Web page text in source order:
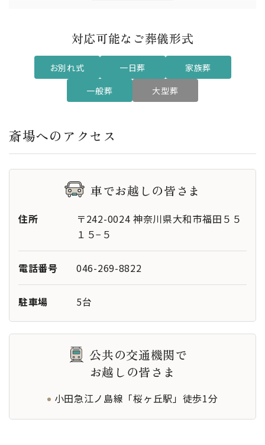
通夜対応 あり
～20席
式場
リー
対応
対応宗教 全ての宗教・宗派に対応いたします
車椅子貸
出し
あり
駐車場
司式者控室
特記事項 -
対応可能なご葬儀形式
お別れ式 一日葬
家族葬
一般葬
大型葬
斎場へのアクセス
車でお越しの皆さま
住所
〒242-0024 神奈川県大和市福田５５
１５−５
電話番号 046-269-8822
駐車場 5台
公共の交通機関で
お越しの皆さま
小田急江ノ島線「桜ヶ丘駅」徒歩1分